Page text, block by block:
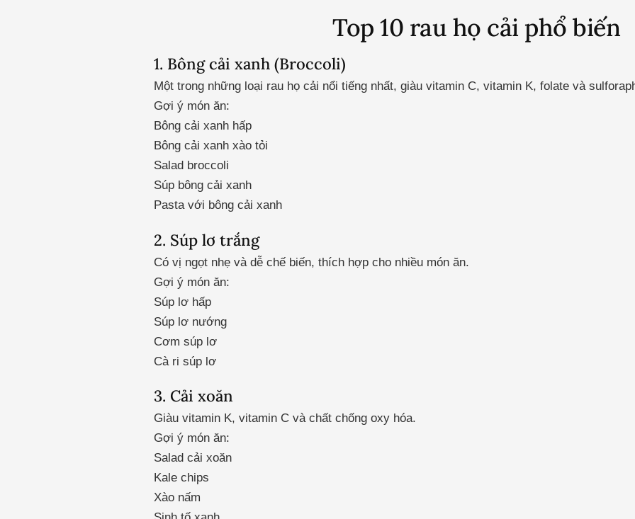
Top 10 rau họ cải phổ biến
1. Bông cải xanh (Broccoli)
Một trong những loại rau họ cải nổi tiếng nhất, giàu vitamin C, vitamin K, folate và
Gợi ý món ăn:
Bông cải xanh hấp
Bông cải xanh xào tỏi
Salad broccoli
Súp bông cải xanh
Pasta với bông cải xanh
2. Súp lơ trắng
Có vị ngọt nhẹ và dễ chế biến, thích hợp cho nhiều món ăn.
Gợi ý món ăn:
Súp lơ hấp
Súp lơ nướng
Cơm súp lơ
Cà ri súp lơ
3. Cải xoăn
Giàu vitamin K, vitamin C và chất chống oxy hóa.
Gợi ý món ăn:
Salad cải xoăn
Kale chips
Xào nấm